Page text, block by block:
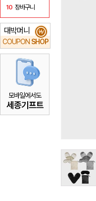
10 장바구니
대박머니
COUPON SHOP
₩
모바일에서도
세종기프트